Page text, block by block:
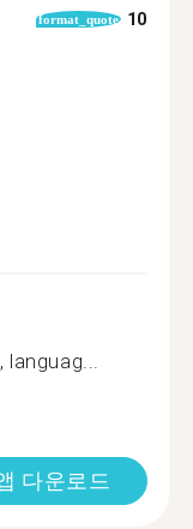
format_quote 10
languag...
다운로드